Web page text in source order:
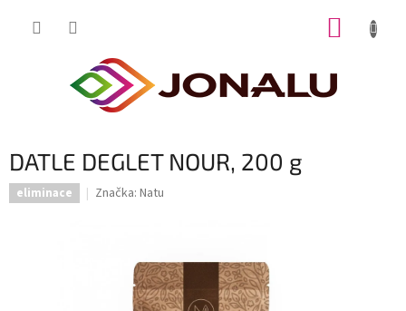
DATLE DEGLET NOUR, 200 g
eliminace Značka: Natu